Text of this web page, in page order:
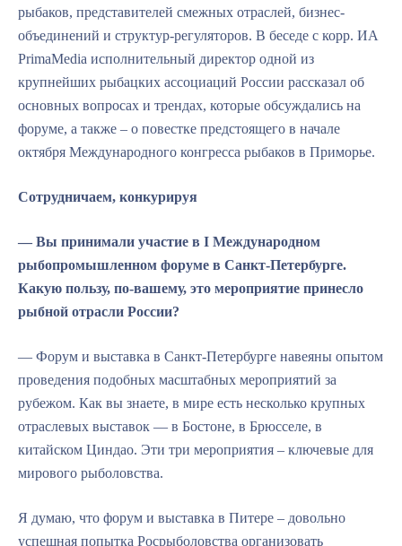
рыбаков, представителей смежных отраслей, бизнес-
объединений и структур-регуляторов. В беседе с корр. ИА
PrimaMedia исполнительный директор одной из
крупнейших рыбацких ассоциаций России рассказал об
основных вопросах и трендах, которые обсуждались на
форуме, а также – о повестке предстоящего в начале
октября Международного конгресса рыбаков в Приморье.
Сотрудничаем, конкурируя
— Вы принимали участие в I Международном
рыбопромышленном форуме в Санкт-Петербурге.
Какую пользу, по-вашему, это мероприятие принесло
рыбной отрасли России?
— Форум и выставка в Санкт-Петербурге навеяны опытом
проведения подобных масштабных мероприятий за
рубежом. Как вы знаете, в мире есть несколько крупных
отраслевых выставок — в Бостоне, в Брюсселе, в
китайском Циндао. Эти три мероприятия – ключевые для
мирового рыболовства.
Я думаю, что форум и выставка в Питере – довольно
успешная попытка Росрыболовства организовать